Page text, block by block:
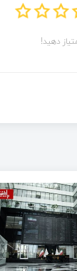
دهید!